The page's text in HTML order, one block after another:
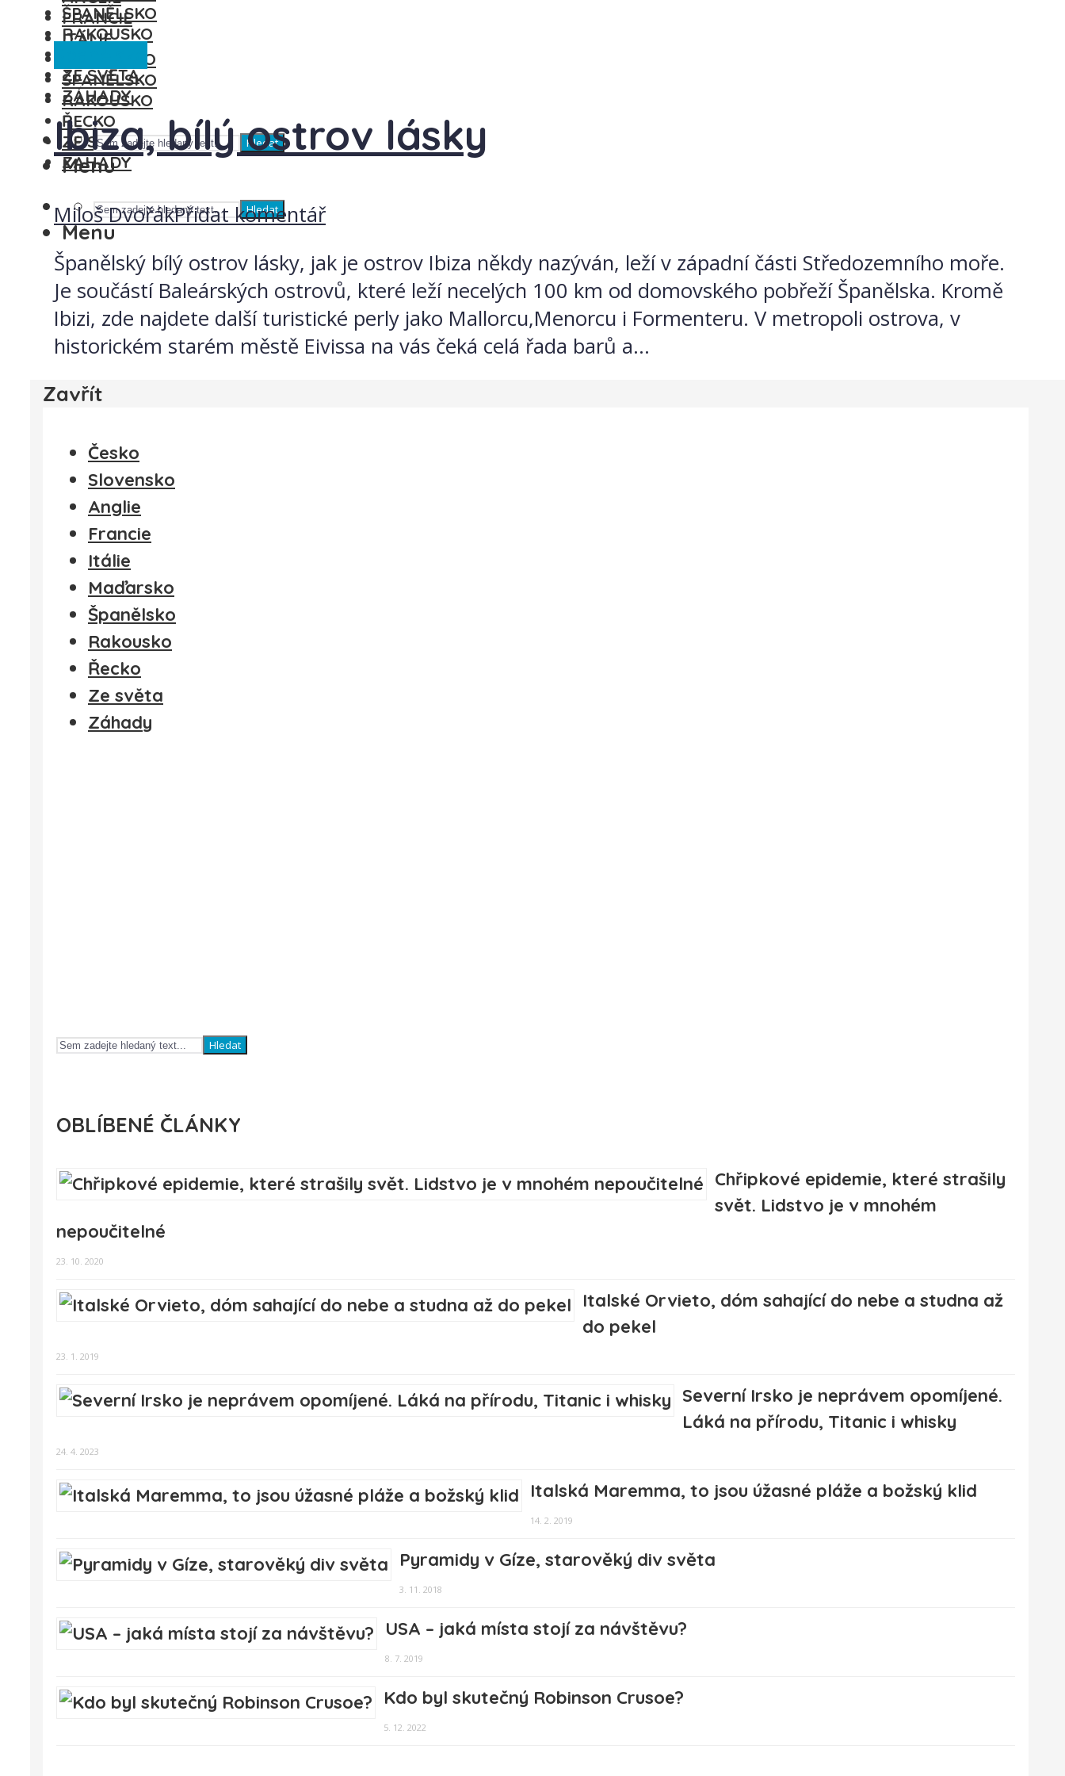
FRANCIE
ITÁLIE
MAĎARSKO
ŠPANĚLSKO
RAKOUSKO
ŘECKO
ZE SVĚTA
ZÁHADY
Hledat
Menu
ŠPANĚLSKO
RAKOUSKO
ZE SVĚTA
ZÁHADY
Hledat
Menu
Ibiza, bílý ostrov lásky
Miloš DvořákPřidat komentář
Španělský bílý ostrov lásky, jak je ostrov Ibiza někdy nazýván, leží v západní části Středozemního moře.
Je součástí Baleárských ostrovů, které leží necelých 100 km od domovského pobřeží Španělska. Kromě
Ibizi, zde najdete další turistické perly jako Mallorcu,Menorcu i Formenteru. V metropoli ostrova, v
historickém starém městě Eivissa na vás čeká celá řada barů a...
Zavřít
Česko
Slovensko
Anglie
Francie
Itálie
Maďarsko
Španělsko
Rakousko
Řecko
Ze světa
Záhady
Hledat
OBLÍBENÉ ČLÁNKY
Chřipkové epidemie, které strašily
svět. Lidstvo je v mnohém
nepoučitelné
23. 10. 2020
Italské Orvieto, dóm sahající do nebe a studna až
do pekel
23. 1. 2019
Severní Irsko je neprávem opomíjené.
Láká na přírodu, Titanic i whisky
24. 4. 2023
Italská Maremma, to jsou úžasné pláže a božský klid
14. 2. 2019
Pyramidy v Gíze, starověký div světa
3. 11. 2018
USA – jaká místa stojí za návštěvu?
8. 7. 2019
Kdo byl skutečný Robinson Crusoe?
5. 12. 2022